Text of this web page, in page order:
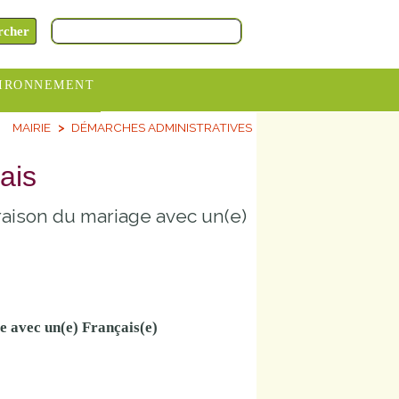
MAIRIE DÉMARCHES ADMINISTRATIVES
du mariage avec un(e)
avec un(e) Français(e)